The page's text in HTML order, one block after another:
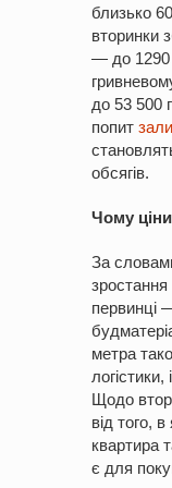
близько
вторинки
— до 1290
до 53 500
попит
обсягів.
Чому
За
зростання
первинці
метра
Щодо
від того,
квартира
є для